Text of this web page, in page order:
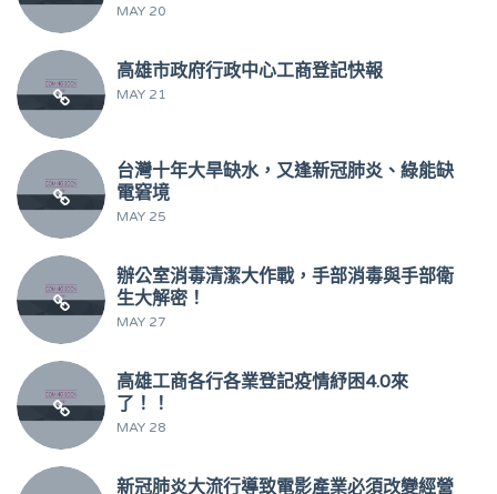
MAY 20
高雄市政府行政中心工商登記快報
MAY 21
台灣十年大旱缺水，又逢新冠肺炎、綠能缺
電窘境
MAY 25
辦公室消毒清潔大作戰，手部消毒與手部衛
生大解密！
MAY 27
高雄工商各行各業登記疫情紓困4.0來
了！！
MAY 28
新冠肺炎大流行導致電影產業必須改變經營